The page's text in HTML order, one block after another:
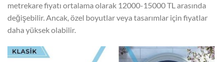
metrekare fiyatı ortalama olarak 12000-15000 TL arasında
değişebilir. Ancak, özel boyutlar veya tasarımlar için fiyatlar
daha yüksek olabilir.